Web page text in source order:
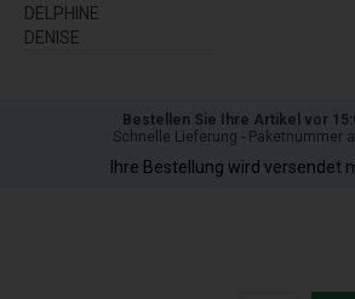
DELPHINE
DENISE
Bestellen Sie Ihre Artikel vor
Schnelle Lieferung - Paketnummer
Ihre Bestellung wird versendet